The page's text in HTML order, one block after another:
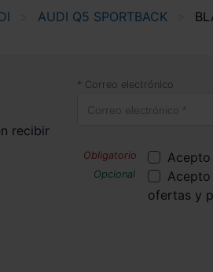
AUDI Q5 SPORTBACK
recibir
Correo electrónico
Acepto
ofertas y